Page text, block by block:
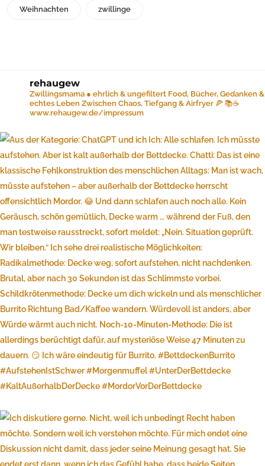
Weihnachten zwillinge
rehaugew
Zwillingsmama ● ehrlich & ungefiltert Food, Bücher, Gedanken &
echtes Leben Zwischen Chaos, Tiefgang & Airfryer 🍕 📚☕️
www.rehaugew.de/impressum